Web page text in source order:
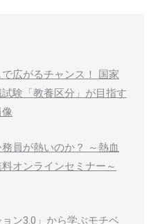
広がるチャンス！ 国家
験「教養区分」が目指す
員が熱いのか？ ～熱血
オンラインセミナー～
ョン3.0」から学ぶモチベ